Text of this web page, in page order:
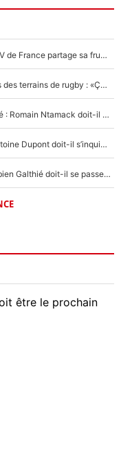
Mis de côté par Fabien Galthié, un joueur du XV de France partage sa frustration : «ils ne me l’ont pas dit tout de suite»
La raison d'être de Matthieu Jalibert en dehors des terrains de rugby : «Ça m'atteint autant que si tu touches à un membre de ma famille»
XV de France - Matthieu Jalibert a tout changé : Romain Ntamack doit-il s’inquiéter pour sa place à un an de la Coupe du monde ?
«Le XV de France est meilleur avec Lucu» : Antoine Dupont doit-il s’inquiéter pour sa place ?
Le XV de France a trouvé son remplaçant : Fabien Galthié doit-il se passer d'Antoine Dupont ?
être le prochain